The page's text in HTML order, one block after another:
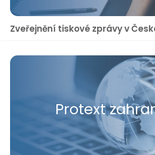
Zveřejnění tiskové zprávy v
Protext